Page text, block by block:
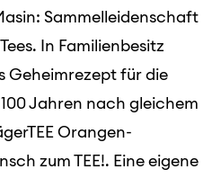
Sammelleidenschaft
In Familienbesitz
Geheimrezept für die
Jahren nach gleichem
Orangen-
zum TEE!. Eine eigene